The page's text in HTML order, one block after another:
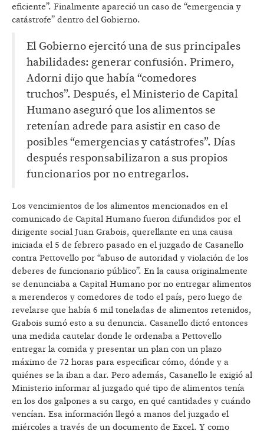
eficiente”. Finalmente apareció un caso de “emergencia y
catástrofe” dentro del Gobierno.
El Gobierno ejercitó una de sus principales
habilidades: generar confusión. Primero,
Adorni dijo que había “comedores
truchos”. Después, el Ministerio de Capital
Humano aseguró que los alimentos se
retenían adrede para asistir en caso de
posibles “emergencias y catástrofes”. Días
después responsabilizaron a sus propios
funcionarios por no entregarlos.
Los vencimientos de los alimentos mencionados en el
comunicado de Capital Humano fueron difundidos por el
dirigente social Juan Grabois, querellante en una causa
iniciada el 5 de febrero pasado en el juzgado de Casanello
contra Pettovello por “abuso de autoridad y violación de los
deberes de funcionario público”. En la causa originalmente
se denunciaba a Capital Humano por no entregar alimentos
a merenderos y comedores de todo el país, pero luego de
revelarse que había 6 mil toneladas de alimentos retenidos,
Grabois sumó esto a su denuncia. Casanello dictó entonces
una medida cautelar donde le ordenaba a Pettovello
entregar la comida y presentar un plan con un plazo
máximo de 72 horas para especificar cómo, dónde y a
quiénes se la iban a dar. Pero además, Casanello le exigió al
Ministerio informar al juzgado qué tipo de alimentos tenía
en los dos galpones a su cargo, en qué cantidades y cuándo
vencían. Esa información llegó a manos del juzgado el
miércoles a través de un documento de Excel. Y como